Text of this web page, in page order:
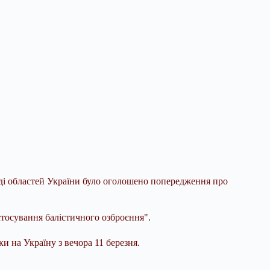
областей України було оголошено попередження про
балістичного озброєння".
на Україну з вечора 11 березня.